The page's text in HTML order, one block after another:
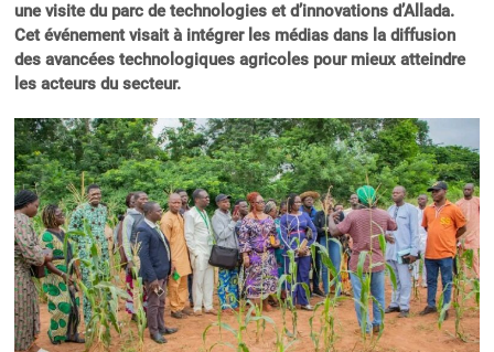
une visite du parc de technologies et d’innovations d’Allada.
Cet événement visait à intégrer les médias dans la diffusion
des avancées technologiques agricoles pour mieux atteindre
les acteurs du secteur.